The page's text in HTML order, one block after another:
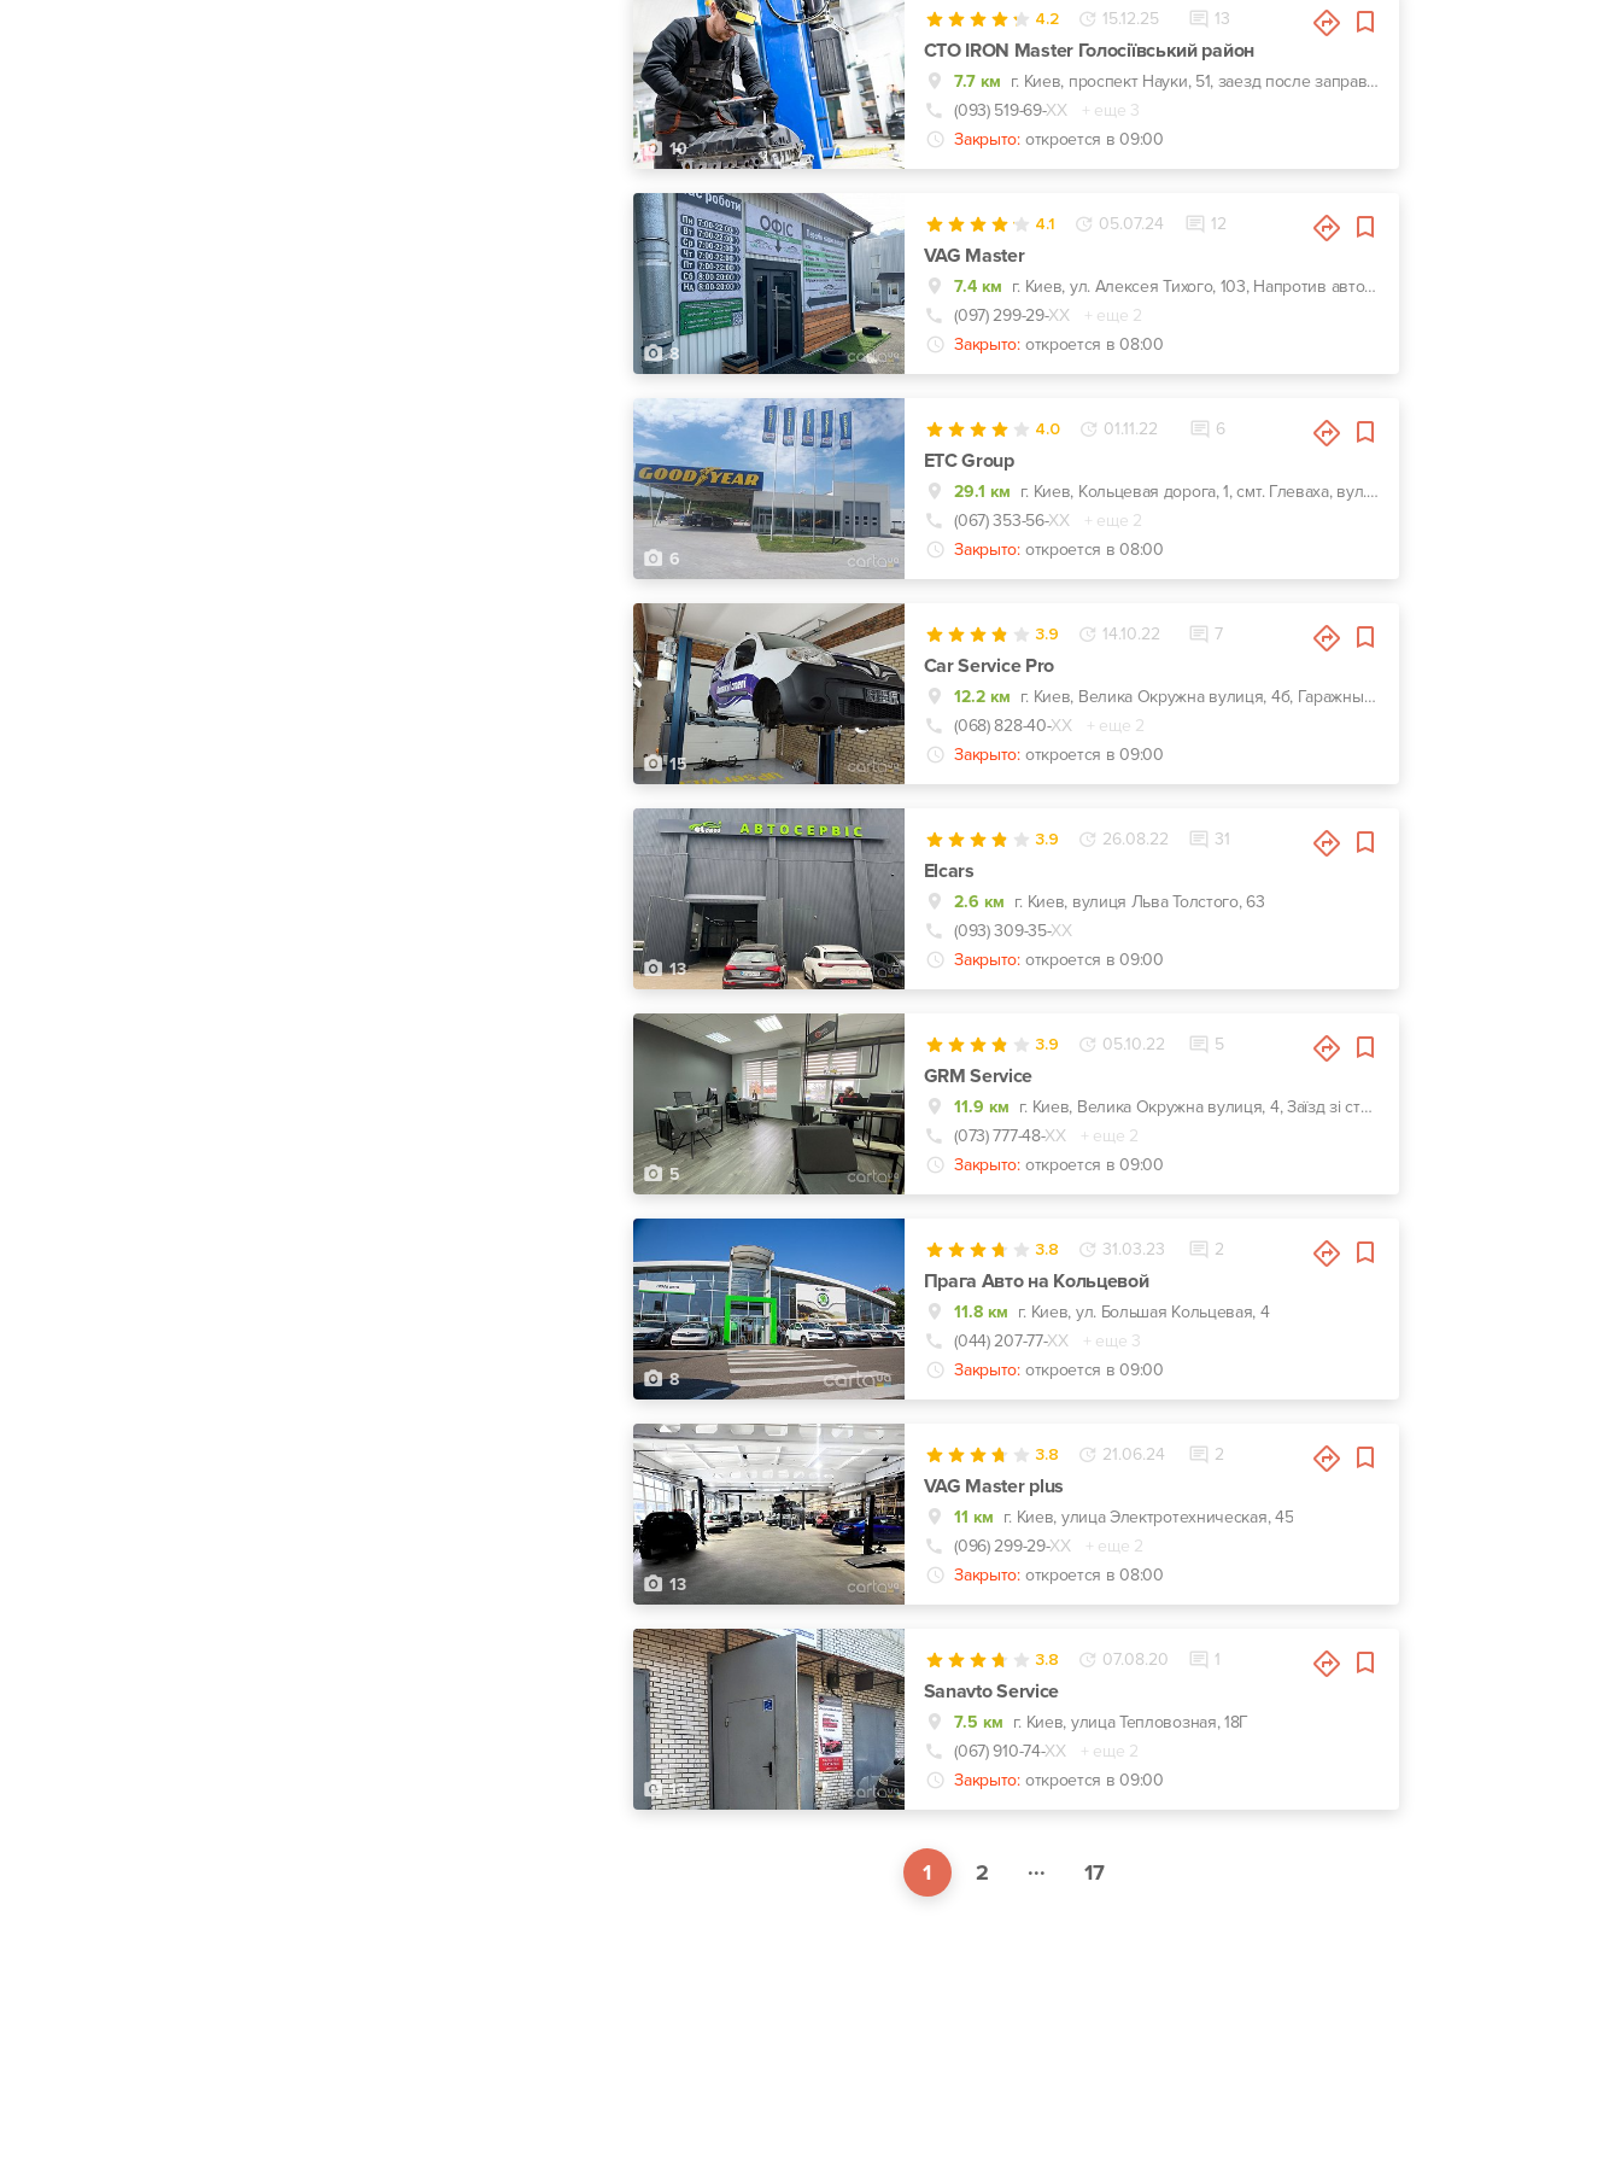
10
4.2 15.12.25 13
СТО IRON Master Голосіївський район
7.7 км
г. Киев, проспект Науки, 51, заезд после заправки WOG
(093) 519-69-ХХ
+ еще 3
Закрыто: откроется в 09:00
8
4.1 05.07.24 12
VAG Master
7.4 км
г. Киев, ул. Алексея Тихого, 103, Напротив автозаправки KLO
(097) 299-29-ХХ
+ еще 2
Закрыто: откроется в 08:00
6
4.0 01.11.22 6
ЕТС Group
29.1 км
г. Киев, Кольцевая дорога, 1, смт. Глеваха, вул. Сулими, 9
(067) 353-56-ХХ
+ еще 2
Закрыто: откроется в 08:00
15
3.9 14.10.22 7
Car Service Pro
12.2 км
г. Киев, Велика Окружна вулиця, 4б, Гаражный кооператив Березка-2
(068) 828-40-ХХ
+ еще 2
Закрыто: откроется в 09:00
13
3.9 26.08.22 31
Elcars
2.6 км г. Киев, вулиця Льва Толстого, 63
(093) 309-35-ХХ
Закрыто: откроется в 09:00
5
3.9 05.10.22 5
GRM Service
11.9 км
г. Киев, Велика Окружна вулиця, 4, Заїзд зі сторони Ельдорадо
(073) 777-48-ХХ
+ еще 2
Закрыто: откроется в 09:00
8
3.8 31.03.23 2
Прага Авто на Кольцевой
11.8 км г. Киев, ул. Большая Кольцевая, 4
(044) 207-77-ХХ
+ еще 3
Закрыто: откроется в 09:00
13
3.8 21.06.24 2
VAG Master plus
11 км г. Киев, улица Электротехническая, 45
(096) 299-29-ХХ
+ еще 2
Закрыто: откроется в 08:00
13
3.8 07.08.20 1
Sanavto Service
7.5 км г. Киев, улица Тепловозная, 18Г
(067) 910-74-ХХ
+ еще 2
Закрыто: откроется в 09:00
1 2 ... 17